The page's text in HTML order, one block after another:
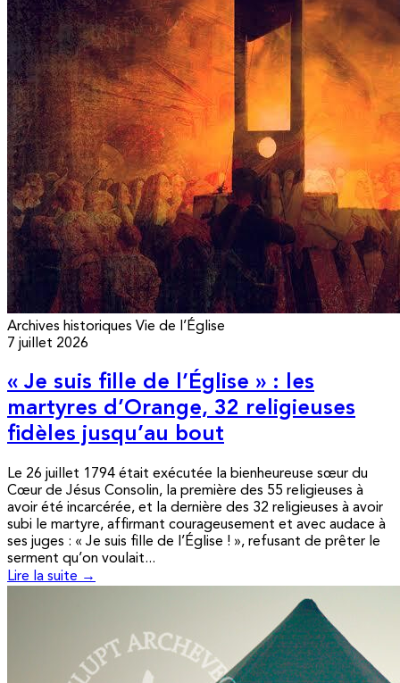
Archives historiques Vie de l’Église
7 juillet 2026
« Je suis fille de l’Église » : les
martyres d’Orange, 32 religieuses
fidèles jusqu’au bout
Le 26 juillet 1794 était exécutée la bienheureuse sœur du
Cœur de Jésus Consolin, la première des 55 religieuses à
avoir été incarcérée, et la dernière des 32 religieuses à avoir
subi le martyre, affirmant courageusement et avec audace à
ses juges : « Je suis fille de l’Église ! », refusant de prêter le
serment qu’on voulait...
Lire la suite →